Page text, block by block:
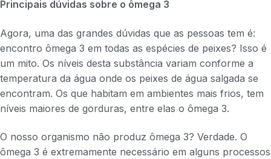
Principais dúvidas sobre o ômega 3
Agora, uma das grandes dúvidas que as pessoas tem é:
encontro ômega 3 em todas as espécies de peixes? Isso é
um mito. Os níveis desta substância variam conforme a
temperatura da água onde os peixes de água salgada se
encontram. Os que habitam em ambientes mais frios, tem
níveis maiores de gorduras, entre elas o ômega 3.
O nosso organismo não produz ômega 3? Verdade. O
ômega 3 é extremamente necessário em alguns processos